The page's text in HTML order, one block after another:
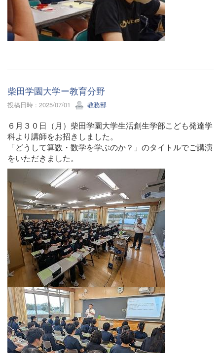
柴田学園大学ー教育分野
投稿日時 : 2025/07/01 教務部
６月３０日（月）柴田学園大学生活創生学部こども発達学
科より講師をお招きしました。
「どうして算数・数学を学ぶのか？」のタイトルでご講演
をいただきました。